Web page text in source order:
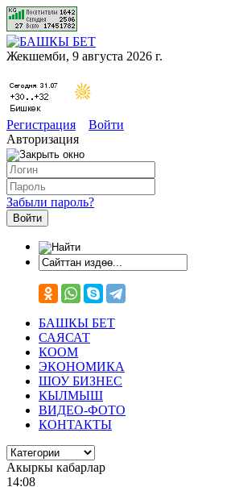
Жекшемби, 9 августа 2026 г.
Регистрация
Войти
Авторизация
Забыли пароль?
БАШКЫ БЕТ
САЯСАТ
КООМ
ЭКОНОМИКА
ШОУ БИЗНЕС
КЫЛМЫШ
ВИДЕО-ФОТО
КОНТАКТЫ
Акыркы кабарлар
14:08